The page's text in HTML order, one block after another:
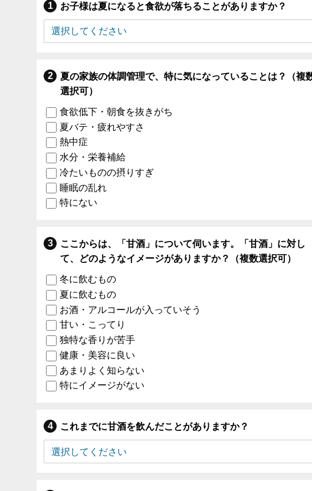
お子様は夏になると食欲が落ちることがありますか？
夏の家族の体調管理で、特に気になっていることは？（複
選択可）
食欲低下・朝食を抜きがち
夏バテ・疲れやすさ
熱中症
水分・栄養補給
冷たいものの摂りすぎ
睡眠の乱れ
特にない
ここからは、「甘酒」について伺います。「甘酒」に対し
て、どのようなイメージがありますか？（複数選択可）
冬に飲むもの
夏に飲むもの
お酒・アルコールが入っていそう
甘い・こってり
独特な香りが苦手
健康・美容に良い
あまりよく知らない
特にイメージがない
これまでに甘酒を飲んだことがありますか？